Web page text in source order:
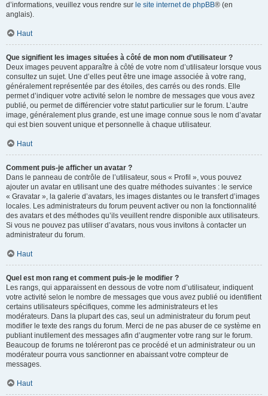
d’informations, veuillez vous rendre sur le site internet de phpBB® (en
anglais).
Haut
Que signifient les images situées à côté de mon nom d’utilisateur ?
Deux images peuvent apparaître à côté de votre nom d’utilisateur lorsque vous
consultez un sujet. Une d’elles peut être une image associée à votre rang,
généralement représentée par des étoiles, des carrés ou des ronds. Elle
permet d’indiquer votre activité selon le nombre de messages que vous avez
publié, ou permet de différencier votre statut particulier sur le forum. L’autre
image, généralement plus grande, est une image connue sous le nom d’avatar
qui est bien souvent unique et personnelle à chaque utilisateur.
Haut
Comment puis-je afficher un avatar ?
Dans le panneau de contrôle de l’utilisateur, sous « Profil », vous pouvez
ajouter un avatar en utilisant une des quatre méthodes suivantes : le service
« Gravatar », la galerie d’avatars, les images distantes ou le transfert d’images
locales. Les administrateurs du forum peuvent activer ou non la fonctionnalité
des avatars et des méthodes qu’ils veuillent rendre disponible aux utilisateurs.
Si vous ne pouvez pas utiliser d’avatars, nous vous invitons à contacter un
administrateur du forum.
Haut
Quel est mon rang et comment puis-je le modifier ?
Les rangs, qui apparaissent en dessous de votre nom d’utilisateur, indiquent
votre activité selon le nombre de messages que vous avez publié ou identifient
certains utilisateurs spécifiques, comme les administrateurs et les
modérateurs. Dans la plupart des cas, seul un administrateur du forum peut
modifier le texte des rangs du forum. Merci de ne pas abuser de ce système en
publiant inutilement des messages afin d’augmenter votre rang sur le forum.
Beaucoup de forums ne toléreront pas ce procédé et un administrateur ou un
modérateur pourra vous sanctionner en abaissant votre compteur de
messages.
Haut